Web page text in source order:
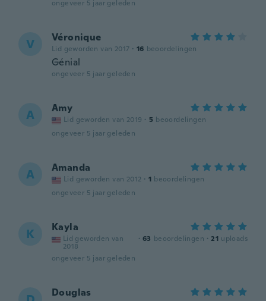
ongeveer 5 jaar geleden
V Véronique
Lid geworden van 2017 · 16 beoordelingen
Génial
ongeveer 5 jaar geleden
A Amy
Lid geworden van 2019 · 5 beoordelingen
ongeveer 5 jaar geleden
A Amanda
Lid geworden van 2012 · 1 beoordelingen
ongeveer 5 jaar geleden
K Kayla
Lid geworden van
2018
· 63 beoordelingen · 21 uploads
ongeveer 5 jaar geleden
Douglas